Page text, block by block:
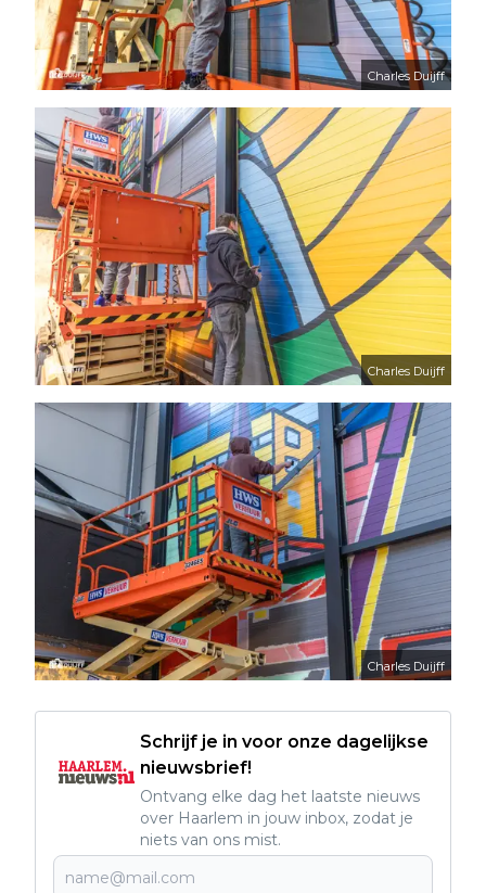
Charles Duijff
Charles Duijff
Charles Duijff
Schrijf je in voor onze dagelijkse
nieuwsbrief!
Ontvang elke dag het laatste nieuws
over Haarlem in jouw inbox, zodat je
niets van ons mist.